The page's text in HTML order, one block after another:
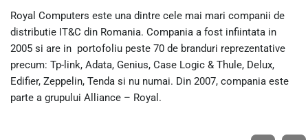
Royal Computers este una dintre cele mai mari companii de
distributie IT&C din Romania. Compania a fost infiintata in
2005 si are in portofoliu peste 70 de branduri reprezentative
precum: Tp-link, Adata, Genius, Case Logic & Thule, Delux,
Edifier, Zeppelin, Tenda si nu numai. Din 2007, compania este
parte a grupului Alliance – Royal.